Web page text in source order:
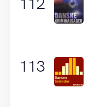
113